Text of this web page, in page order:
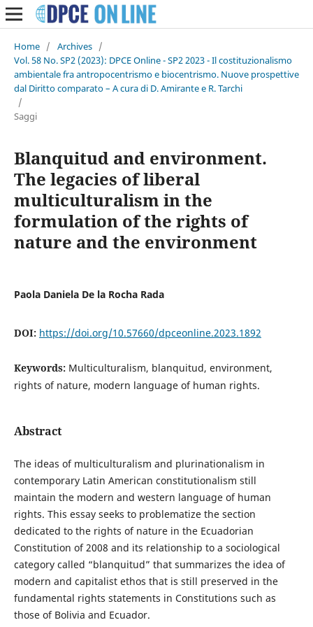
Home / Archives /
Vol. 58 No. SP2 (2023): DPCE Online - SP2 2023 - Il costituzionalismo
ambientale fra antropocentrismo e biocentrismo. Nuove prospettive
dal Diritto comparato – A cura di D. Amirante e R. Tarchi
/
Saggi
Blanquitud and environment.
The legacies of liberal
multiculturalism in the
formulation of the rights of
nature and the environment
Paola Daniela De la Rocha Rada
DOI: https://doi.org/10.57660/dpceonline.2023.1892
Keywords: Multiculturalism, blanquitud, environment,
rights of nature, modern language of human rights.
Abstract
The ideas of multiculturalism and plurinationalism in
contemporary Latin American constitutionalism still
maintain the modern and western language of human
rights. This essay seeks to problematize the section
dedicated to the rights of nature in the Ecuadorian
Constitution of 2008 and its relationship to a sociological
category called “blanquitud” that summarizes the idea of
modern and capitalist ethos that is still preserved in the
fundamental rights statements in Constitutions such as
those of Bolivia and Ecuador.